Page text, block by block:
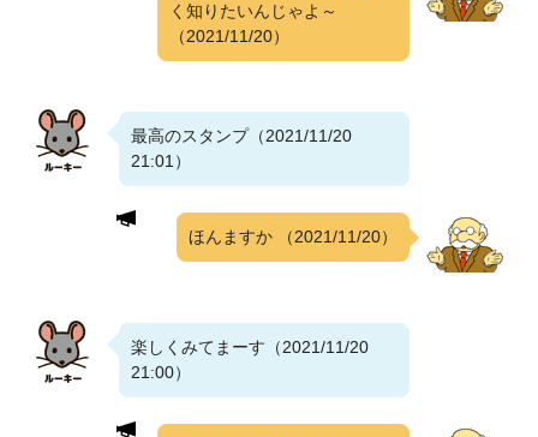
く知りたいんじゃよ～
（2021/11/20）
最高のスタンプ（2021/11/20
21:01）
ほんますか （2021/11/20）
楽しくみてまーす（2021/11/20
21:00）